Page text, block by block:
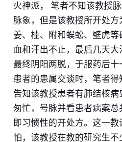
火神派， 笔者不知该教授
脉象，但是该教授所开处
姜、桂、附和蜈蚣、壁虎
血和汗出不止，最后几天大
最终阴阳两脱，于服药后
患者的患属交谈时，笔者
告知该教授患者有肺结核
匆忙，号脉并看患者病案总
即习惯性的开处方。这一
怕，该教授在教的研究生